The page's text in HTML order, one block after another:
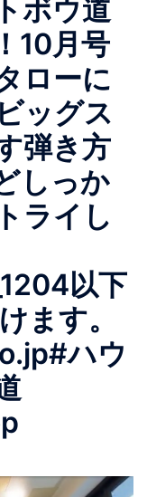
ボウ道
10月号
ローに
ッグス
弾き方
しっか
ライし
以下
ます。
ハウ